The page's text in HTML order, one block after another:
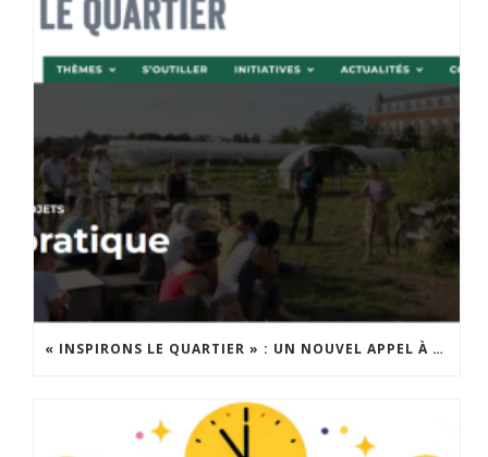
« INSPIRONS LE QUARTIER » : UN NOUVEL APPEL À PROJETS EST LANCÉ !